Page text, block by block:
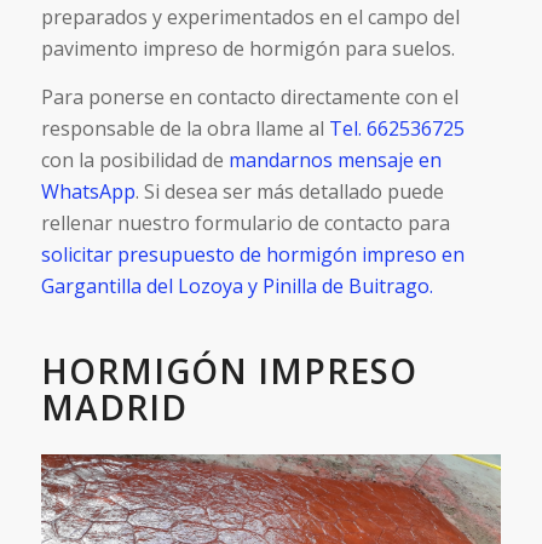
preparados y experimentados en el campo del
pavimento impreso de hormigón para suelos.
Para ponerse en contacto directamente con el
responsable de la obra llame al Tel. 662536725
con la posibilidad de mandarnos mensaje en
WhatsApp. Si desea ser más detallado puede
rellenar nuestro formulario de contacto para
solicitar presupuesto de hormigón impreso en
Gargantilla del Lozoya y Pinilla de Buitrago.
HORMIGÓN IMPRESO
MADRID